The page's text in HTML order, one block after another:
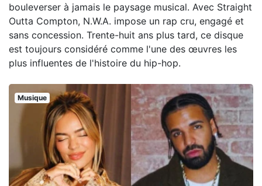
bouleverser à jamais le paysage musical. Avec Straight
Outta Compton, N.W.A. impose un rap cru, engagé et
sans concession. Trente-huit ans plus tard, ce disque
est toujours considéré comme l'une des œuvres les
plus influentes de l'histoire du hip-hop.
Musique